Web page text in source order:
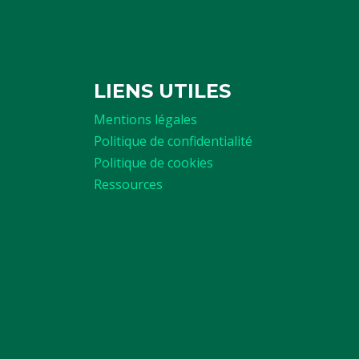
LIENS UTILES
Mentions légales
Politique de confidentialité
Politique de cookies
Ressources